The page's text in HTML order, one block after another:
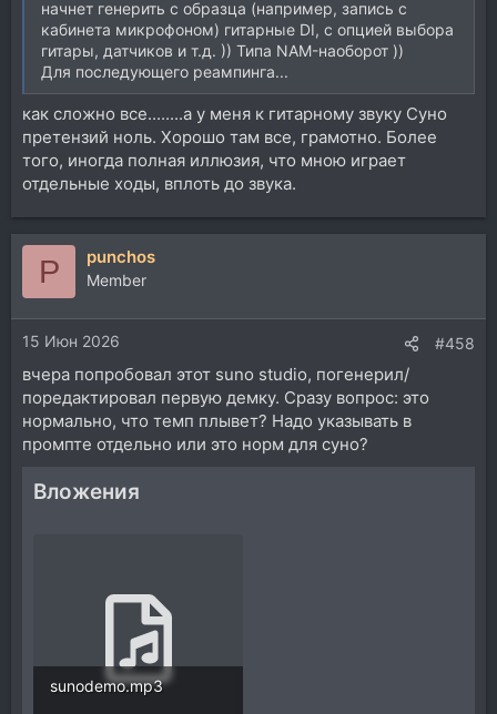
начнет генерить с образца (например, запись с
кабинета микрофоном) гитарные DI, с опцией выбора
гитары, датчиков и т.д. )) Типа NAM-наоборот ))
Для последующего реампинга...
как сложно все........а у меня к гитарному звуку Суно
претензий ноль. Хорошо там все, грамотно. Более
того, иногда полная иллюзия, что мною играет
отдельные ходы, вплоть до звука.
P punchos
Member
15 Июн 2026 #458
вчера попробовал этот suno studio, погенерил/
поредактировал первую демку. Сразу вопрос: это
нормально, что темп плывет? Надо указывать в
промпте отдельно или это норм для суно?
Вложения
sunodemo.mp3